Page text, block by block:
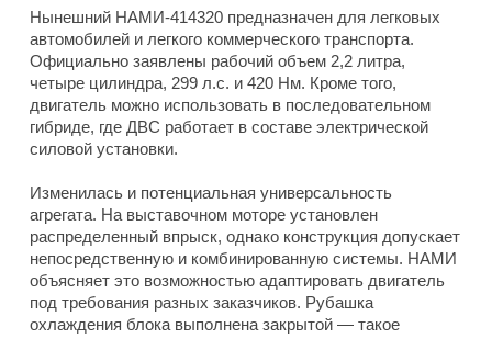
Нынешний НАМИ-414320 предназначен для легковых
автомобилей и легкого коммерческого транспорта.
Официально заявлены рабочий объем 2,2 литра,
четыре цилиндра, 299 л.с. и 420 Нм. Кроме того,
двигатель можно использовать в последовательном
гибриде, где ДВС работает в составе электрической
силовой установки.
Изменилась и потенциальная универсальность
агрегата. На выставочном моторе установлен
распределенный впрыск, однако конструкция допускает
непосредственную и комбинированную системы. НАМИ
объясняет это возможностью адаптировать двигатель
под требования разных заказчиков. Рубашка
охлаждения блока выполнена закрытой — такое